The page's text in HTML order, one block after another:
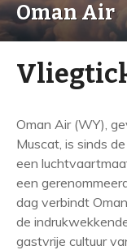
Oman Air
Oman Air (WY),
Muscat, is sinds
een
een
dag verbindt
de
gastvrije cultuur